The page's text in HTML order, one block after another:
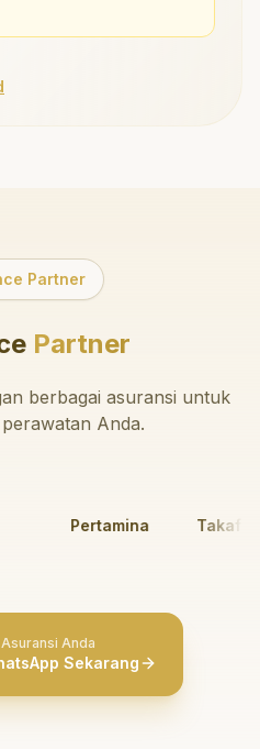
Partner
Partner
berbagai asuransi untuk
Anda.
Pertamina Takaful
Anda
Sekarang